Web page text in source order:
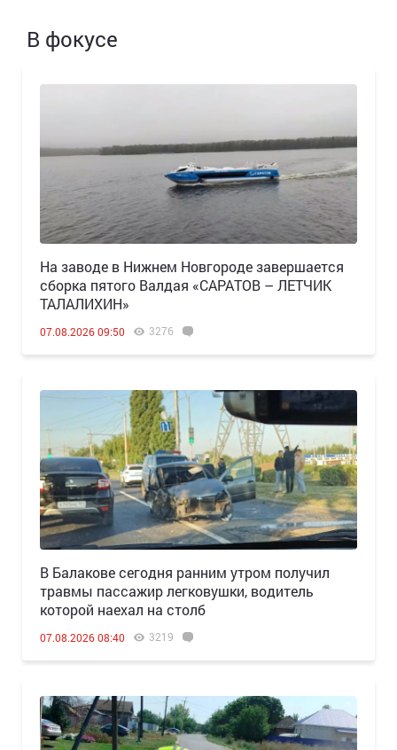
В фокусе
Н️а заводе в Нижнем Новгороде завершается
сборка пятого Валдая «САРАТОВ – ЛЕТЧИК
ТАЛАЛИХИН»
07.08.2026 09:50 3276
В Балакове сегодня ранним утром получил
травмы пассажир легковушки, водитель
которой наехал на столб
07.08.2026 08:40 3219